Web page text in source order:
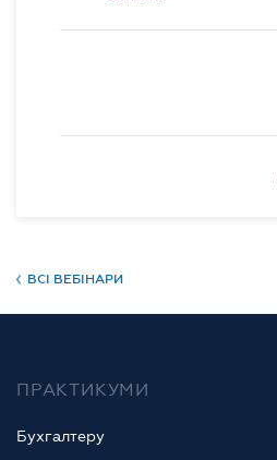
ВСІ ВЕБІНАРИ
ПРАКТИКУМИ
Бухгалтеру